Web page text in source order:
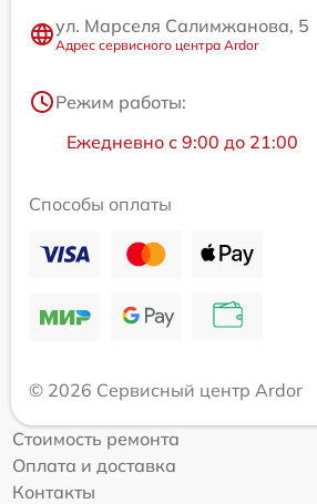
ул. Марселя Салимжанова, 5
Адрес сервисного центра Ardor
Режим работы:
Ежедневно с 9:00 до 21:00
Способы оплаты
© 2026 Сервисный центр Ardor
Стоимость ремонта
Оплата и доставка
Контакты